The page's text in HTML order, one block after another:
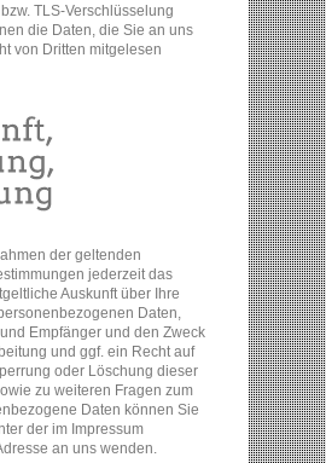
TLS-Verschlüsselung
die Daten, die Sie an uns
von Dritten mitgelesen
der geltenden
jederzeit das
Auskunft über Ihre
Daten,
Empfänger und den Zweck
und ggf. ein Recht auf
oder Löschung dieser
zu weiteren Fragen zum
Daten können Sie
der im Impressum
an uns wenden.